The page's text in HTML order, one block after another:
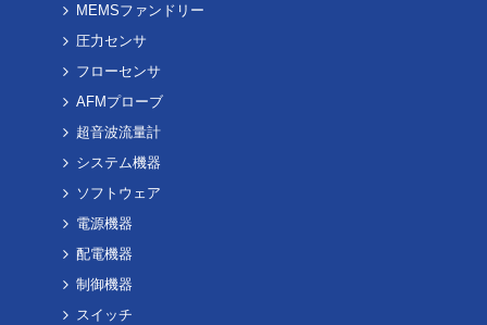
MEMSファンドリー
圧力センサ
フローセンサ
AFMプローブ
超音波流量計
システム機器
ソフトウェア
電源機器
配電機器
制御機器
スイッチ